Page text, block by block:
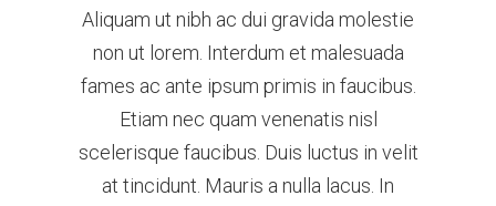
Aliquam ut nibh ac dui gravida molestie
non ut lorem. Interdum et malesuada
fames ac ante ipsum primis in faucibus.
Etiam nec quam venenatis nisl
scelerisque faucibus. Duis luctus in velit
at tincidunt. Mauris a nulla lacus. In